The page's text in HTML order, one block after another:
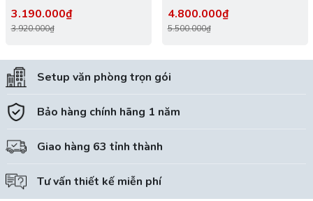
3.190.000₫
3.920.000₫
4.800.000₫
5.500.000₫
Setup văn phòng trọn gói
Bảo hàng chính hãng 1 năm
Giao hàng 63 tỉnh thành
Tư vấn thiết kế miễn phí